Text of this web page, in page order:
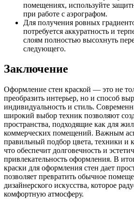
помещениях, используйте
при работе с аэрографом.
Для получения ровных
потребуется аккуратность и
слоям полностью высохнуть
следующего.
Заключение
Оформление стен краской — это не
преобразить интерьер, но и способ
индивидуальность и стиль.
широкий выбор техник позволяют
пространства, подходящие как для
коммерческих помещений. Важным
правильный подбор цвета, техники и
что обеспечит долговечность и
привлекательность оформления. В
краски для оформления стен дает
позволяет превратить обычное
дизайнерского искусства, которое
комфортную атмосферу.